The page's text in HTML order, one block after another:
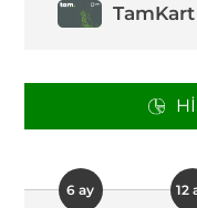
TamKart
6 ay 12